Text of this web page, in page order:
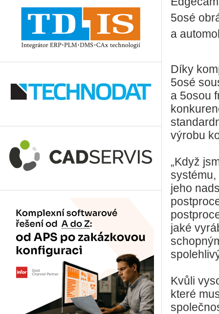
5osé
a
Díky
5osé
a 5osou
výrobu
„Když
jeho
jaké
Kvůli
které